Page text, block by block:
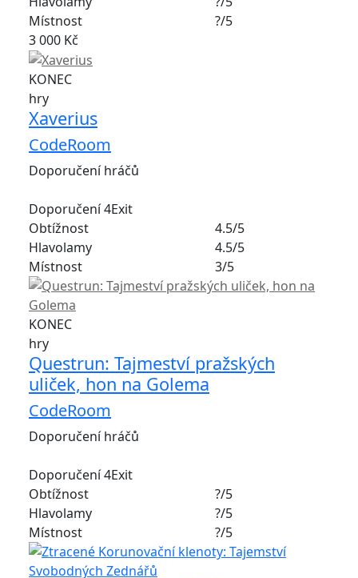
Místnost
?/5
3 000 Kč
KONEC
hry
Xaverius
CodeRoom
Doporučení hráčů
Doporučení 4Exit
Obtížnost
4.5/5
Hlavolamy
4.5/5
Místnost
3/5
KONEC
hry
Questrun: Tajmeství pražských
uliček, hon na Golema
CodeRoom
Doporučení hráčů
Doporučení 4Exit
Obtížnost
?/5
Hlavolamy
?/5
Místnost
?/5